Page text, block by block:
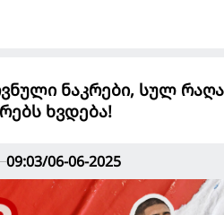
ნაკრები, სულ
ხვდება!
09:03/06-06-2025